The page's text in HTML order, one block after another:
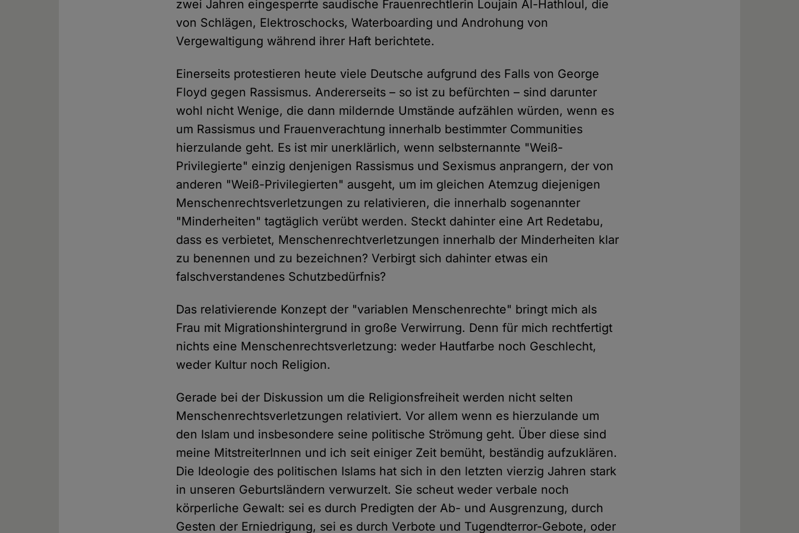
zwei Jahren eingesperrte saudische Frauenrechtlerin Loujain Al-Hathloul, die
von Schlägen, Elektroschocks, Waterboarding und Androhung von
Vergewaltigung während ihrer Haft berichtete.
Einerseits protestieren heute viele Deutsche aufgrund des Falls von George
Floyd gegen Rassismus. Andererseits – so ist zu befürchten – sind darunter
wohl nicht Wenige, die dann mildernde Umstände aufzählen würden, wenn es
um Rassismus und Frauenverachtung innerhalb bestimmter Communities
hierzulande geht. Es ist mir unerklärlich, wenn selbsternannte "Weiß-
Privilegierte" einzig denjenigen Rassismus und Sexismus anprangern, der von
anderen "Weiß-Privilegierten" ausgeht, um im gleichen Atemzug diejenigen
Menschenrechtsverletzungen zu relativieren, die innerhalb sogenannter
"Minderheiten" tagtäglich verübt werden. Steckt dahinter eine Art Redetabu,
dass es verbietet, Menschenrechtverletzungen innerhalb der Minderheiten klar
zu benennen und zu bezeichnen? Verbirgt sich dahinter etwas ein
falschverstandenes Schutzbedürfnis?
Das relativierende Konzept der "variablen Menschenrechte" bringt mich als
Frau mit Migrationshintergrund in große Verwirrung. Denn für mich rechtfertigt
nichts eine Menschenrechtsverletzung: weder Hautfarbe noch Geschlecht,
weder Kultur noch Religion.
Gerade bei der Diskussion um die Religionsfreiheit werden nicht selten
Menschenrechtsverletzungen relativiert. Vor allem wenn es hierzulande um
den Islam und insbesondere seine politische Strömung geht. Über diese sind
meine MitstreiterInnen und ich seit einiger Zeit bemüht, beständig aufzuklären.
Die Ideologie des politischen Islams hat sich in den letzten vierzig Jahren stark
in unseren Geburtsländern verwurzelt. Sie scheut weder verbale noch
körperliche Gewalt: sei es durch Predigten der Ab- und Ausgrenzung, durch
Gesten der Erniedrigung, sei es durch Verbote und Tugendterror-Gebote, oder